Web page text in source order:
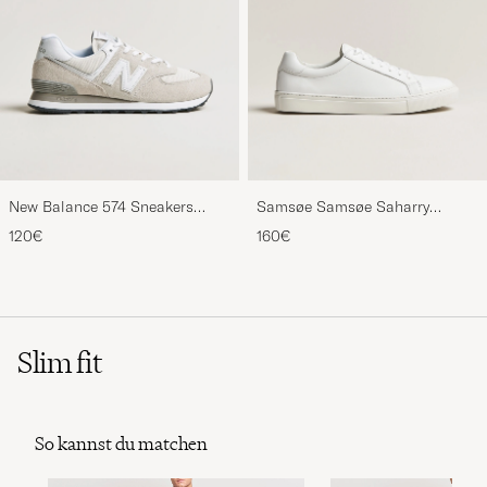
New Balance 574 Sneakers
Nimbus Cloud
120€
Samsøe Samsøe Saharry
Leather Sneakers White
160€
Slim fit
So kannst du matchen